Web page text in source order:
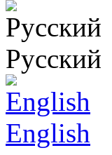
Русский
English